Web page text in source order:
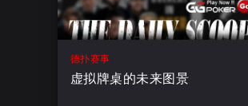
德扑赛事
虚拟牌桌的未来图景